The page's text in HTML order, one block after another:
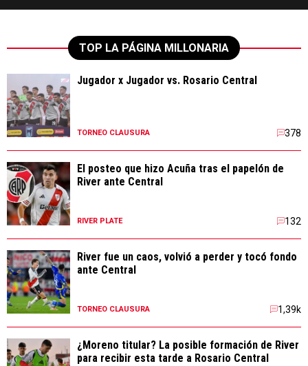
TOP LA PÁGINA MILLONARIA
Jugador x Jugador vs. Rosario Central
TORNEO CLAUSURA 378
El posteo que hizo Acuña tras el papelón de
River ante Central
RIVER PLATE 132
River fue un caos, volvió a perder y tocó fondo
ante Central
TORNEO CLAUSURA 1,39k
¿Moreno titular? La posible formación de River
para recibir esta tarde a Rosario Central